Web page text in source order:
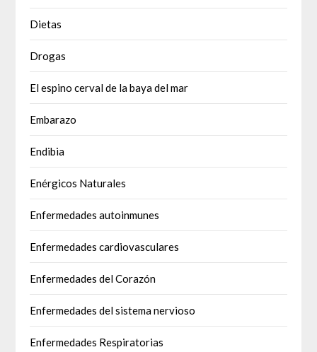
Dietas
Drogas
El espino cerval de la baya del mar
Embarazo
Endibia
Enérgicos Naturales
Enfermedades autoinmunes
Enfermedades cardiovasculares
Enfermedades del Corazón
Enfermedades del sistema nervioso
Enfermedades Respiratorias